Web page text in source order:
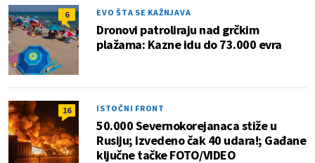
6 EVO ŠTA SE KAŽNJAVA
Dronovi patroliraju nad grčkim
plažama: Kazne idu do 73.000 evra
16 ISTOČNI FRONT
50.000 Severnokorejanaca stiže u
Rusiju; Izvedeno čak 40 udara!; Gađane
ključne tačke FOTO/VIDEO